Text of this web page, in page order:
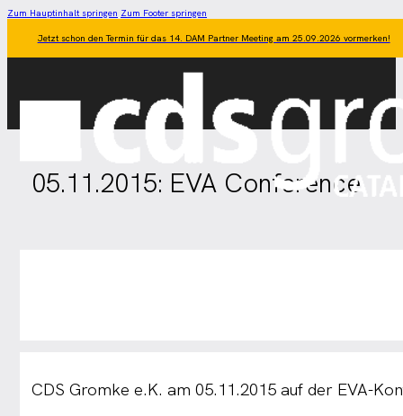
Zum Hauptinhalt springen Zum Footer springen
Jetzt schon den Termin für das 14. DAM Partner Meeting am 25.09.2026 vormerken!
05.11.2015: EVA Conference
CDS Gromke e.K. am 05.11.2015 auf der EVA-